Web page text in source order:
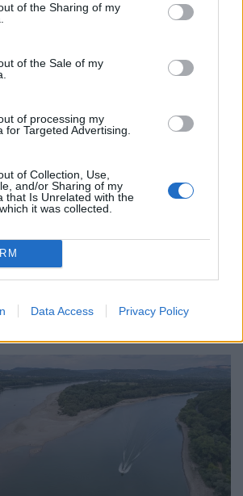
of the Sharing of my
of the Sale of my
of processing my
for Targeted Advertising.
of Collection, Use,
and/or Sharing of my
that Is Unrelated with the
it was collected.
Data Access Privacy Policy
és szembesítette vele az
magyar állami szervnél:
hackertámadás tarolta le a
bénította meg a Magyar
(MVH) informatikai rendszerét.